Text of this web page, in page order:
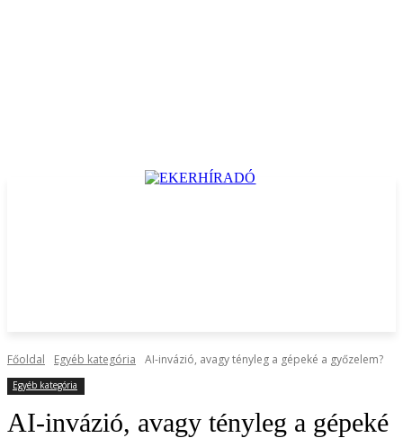
Főoldal Egyéb kategória AI-invázió, avagy tényleg a gépeké a győzelem?
Egyéb kategória
AI-invázió, avagy tényleg a gépeké